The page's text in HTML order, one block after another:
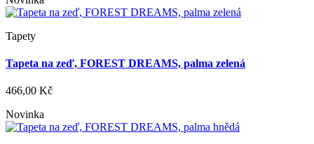
Tapety
Tapeta na zeď, FOREST DREAMS, palma zelená
466,00 Kč
Novinka